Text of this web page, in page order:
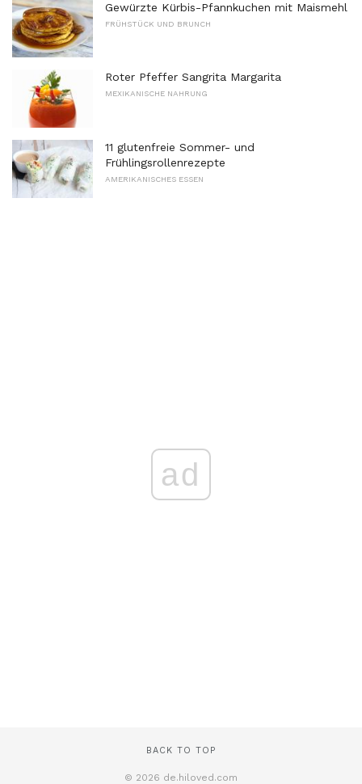
Gewürzte Kürbis-Pfannkuchen mit Maismehl
FRÜHSTÜCK UND BRUNCH
Roter Pfeffer Sangrita Margarita
MEXIKANISCHE NAHRUNG
11 glutenfreie Sommer- und
Frühlingsrollenrezepte
AMERIKANISCHES ESSEN
ad
BACK TO TOP
© 2026 de.hiloved.com